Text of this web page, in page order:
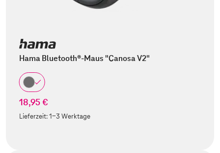
Hama Bluetooth®-Maus "Canosa V2"
18,95 €
Lieferzeit:1-3 Werktage